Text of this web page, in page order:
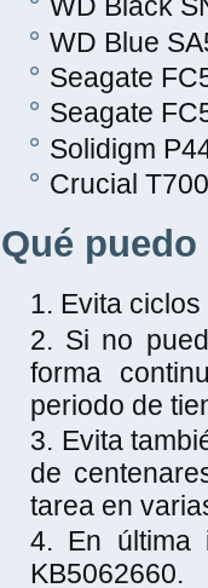
WD Blue
Seagate
Seagate
Solidigm
Crucial
Qué
Evita
Si no
forma
periodo de
Evita
de
tarea en
En última
KB5062660.